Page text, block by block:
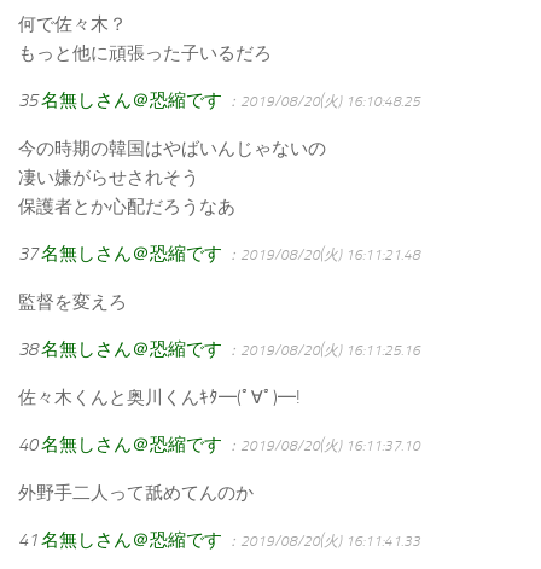
何で佐々木？
もっと他に頑張った子いるだろ
35名無しさん＠恐縮です ：2019/08/20(火) 16:10:48.25
今の時期の韓国はやばいんじゃないの
凄い嫌がらせされそう
保護者とか心配だろうなあ
37名無しさん＠恐縮です ：2019/08/20(火) 16:11:21.48
監督を変えろ
38名無しさん＠恐縮です ：2019/08/20(火) 16:11:25.16
佐々木くんと奥川くんｷﾀ━(ﾟ∀ﾟ)━!
40名無しさん＠恐縮です ：2019/08/20(火) 16:11:37.10
外野手二人って舐めてんのか
41名無しさん＠恐縮です ：2019/08/20(火) 16:11:41.33